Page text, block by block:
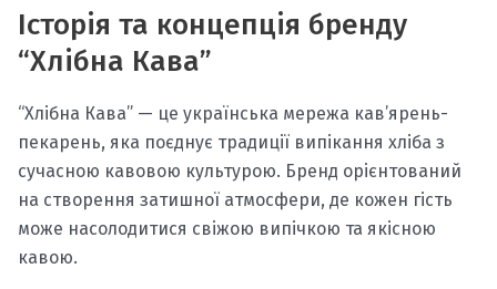
Історія та концепція бренду
“Хлібна Кава”
“Хлібна Кава” — це українська мережа кав’ярень-
пекарень, яка поєднує традиції випікання хліба з
сучасною кавовою культурою. Бренд орієнтований
на створення затишної атмосфери, де кожен гість
може насолодитися свіжою випічкою та якісною
кавою.​